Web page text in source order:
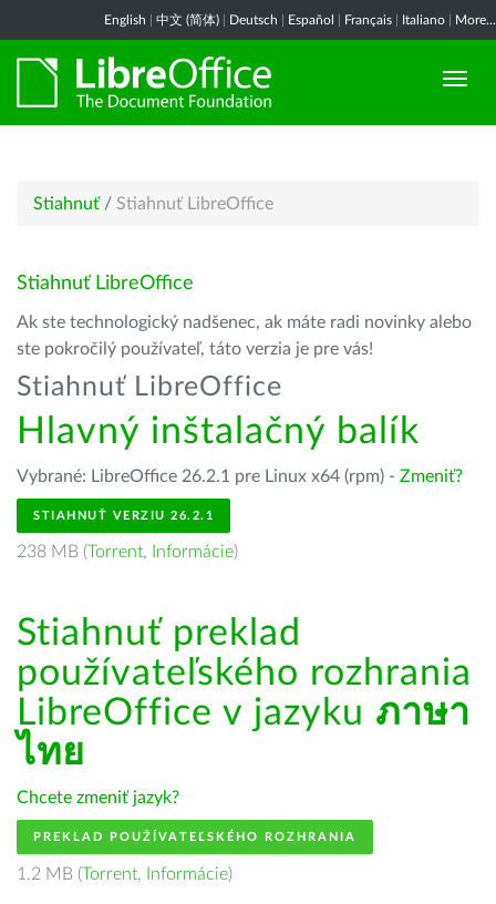
English 中文 (简体) Deutsch Español Français Italiano More...
Stiahnuť / Stiahnuť LibreOffice
Stiahnuť LibreOffice
Ak ste technologický nadšenec, ak máte radi novinky alebo
ste pokročilý používateľ, táto verzia je pre vás!
Stiahnuť LibreOffice
Hlavný inštalačný balík
Vybrané: LibreOffice 26.2.1 pre Linux x64 (rpm) - Zmeniť?
STIAHNUŤ VERZIU 26.2.1
238 MB (Torrent, Informácie)
Stiahnuť preklad
používateľského rozhrania
LibreOffice v jazyku ภาษา
ไทย
Chcete zmeniť jazyk?
PREKLAD POUŽÍVATEĽSKÉHO ROZHRANIA
1.2 MB (Torrent, Informácie)